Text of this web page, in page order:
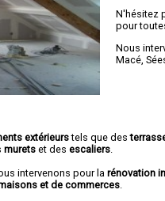
N'hésitez
pour
Nous
Macé ,
extérieurstels que des
murets et des escaliers
intervenons pour la rénovation
et de commerces